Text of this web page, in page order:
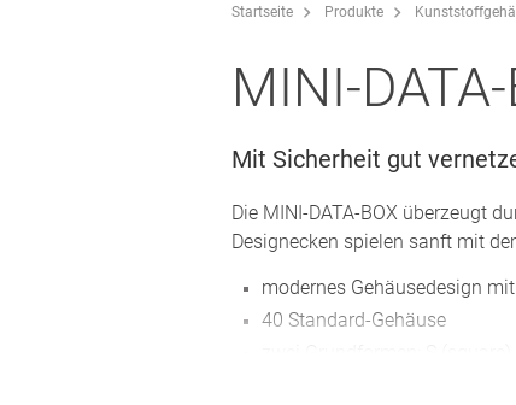
Startseite Produkte
MINI-
Mit Sicherheit gut
Die MINI-DATA-BOX überzeugt
Designecken spielen sanft mit
modernes Gehäusedesign
40 Standard-Gehäuse